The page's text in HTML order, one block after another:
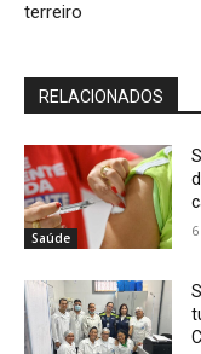
terreiro
RELACIONADOS
Saúde